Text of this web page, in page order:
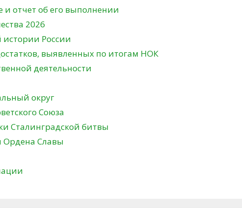
отчет об его выполнении
2026
России
выявленных по итогам НОК
деятельности
округ
Союза
Сталинградской битвы
Ордена Славы